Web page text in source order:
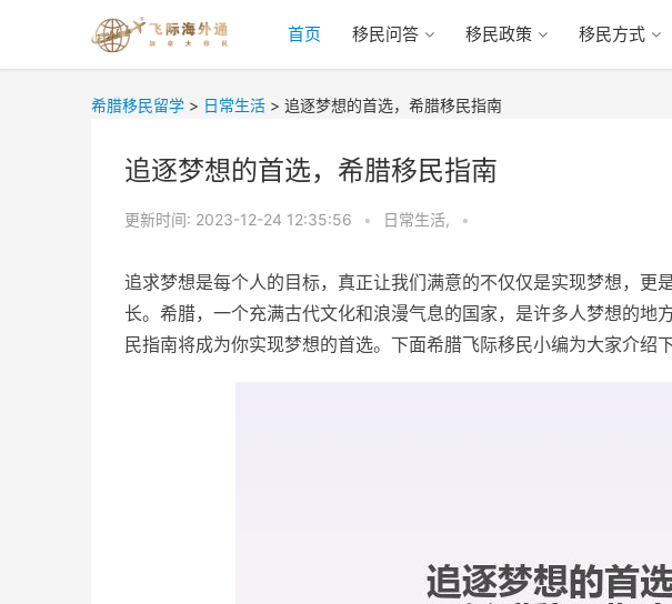
首页 移民问答 移民政策 移民方式
希腊移民留学 > 日常生活 > 追逐梦想的首选，希腊移民指南
追逐梦想的首选，希腊移民指南
更新时间: 2023-12-24 12:35:56 • 日常生活, •
追求梦想是每个人的目标，真正让我们满意的不仅仅是实现梦想，更
长。希腊，一个充满古代文化和浪漫气息的国家，是许多人梦想的地
民指南将成为你实现梦想的首选。下面希腊飞际移民小编为大家介绍